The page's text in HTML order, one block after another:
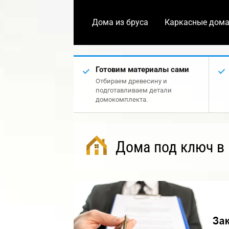
Дома из бруса Каркасные дома
Готовим материалы сами
Отбираем древесину и
подготавливаем детали
домокомплекта.
Дома под ключ в